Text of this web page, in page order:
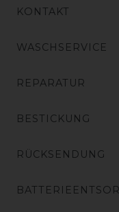
KONTAKT
WASCHSERVICE
REPARATUR
BESTICKUNG
RÜCKSENDUNG